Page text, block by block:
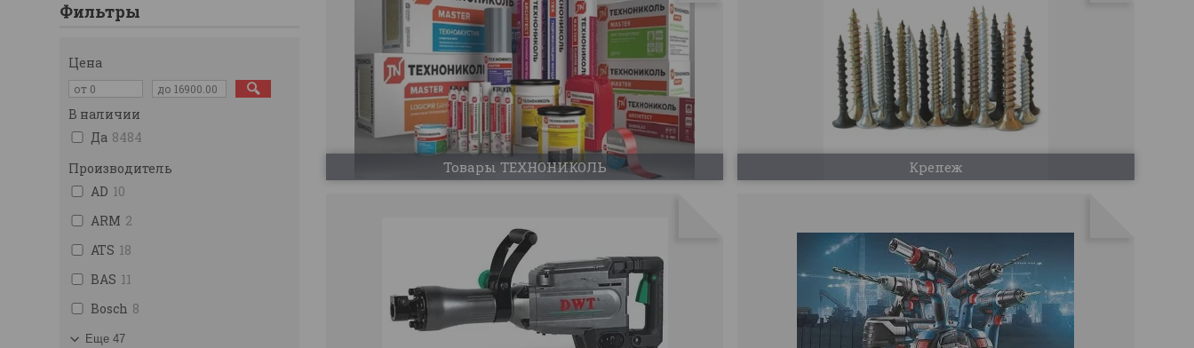
Товары ТЕХНОНИКОЛЬ Крепеж
Фильтры
Цена
В наличии
Да 8484
Производитель
AD 10
ARM 2
ATS 18
BAS 11
Bosch 8
Еще 47